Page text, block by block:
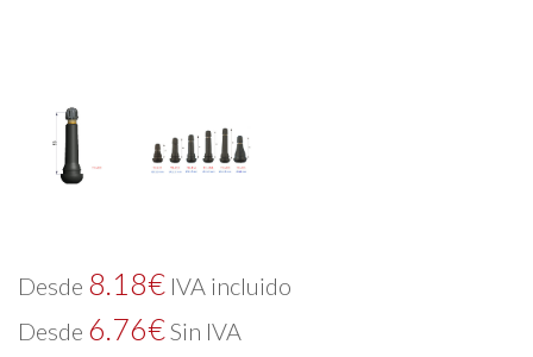
Desde 8.18€ IVA incluido
Desde 6.76€Sin IVA